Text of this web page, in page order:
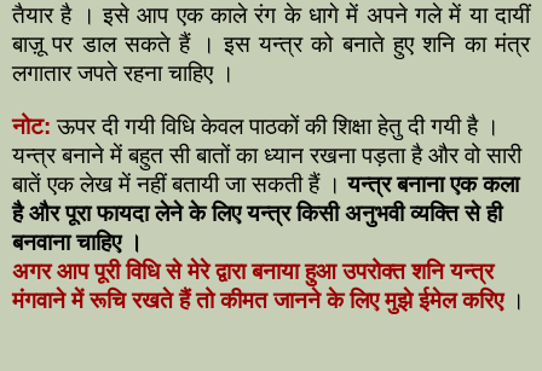
तैयार है । इसे आप एक काले रंग के धागे में अपने गले में या दायीं
बाज़ू पर डाल सकते हैं । इस यन्त्र को बनाते हुए शनि का मंत्र
लगातार जपते रहना चाहिए ।
नोट:ऊपर दी गयी विधि केवल पाठकों की शिक्षा हेतु दी गयी है ।
यन्त्र बनाने में बहुत सी बातों का ध्यान रखना पड़ता है और वो सारी
बातें एक लेख में नहींबतायी जा सकतीहैं । यन्त्र बनाना एक कला
है और पूरा फायदा लेने के लिए यन्त्र किसी अनुभवी व्यक्ति से ही
बनवाना चाहिए ।
अगर आप पूरी विधि सेमेरे द्वारा बनाया हुआ उपरोक्त शनि यन्त्र
मंगवाने में रूचि रखते हैं तो कीमत जानने के लिए मुझे ईमेल करिए।